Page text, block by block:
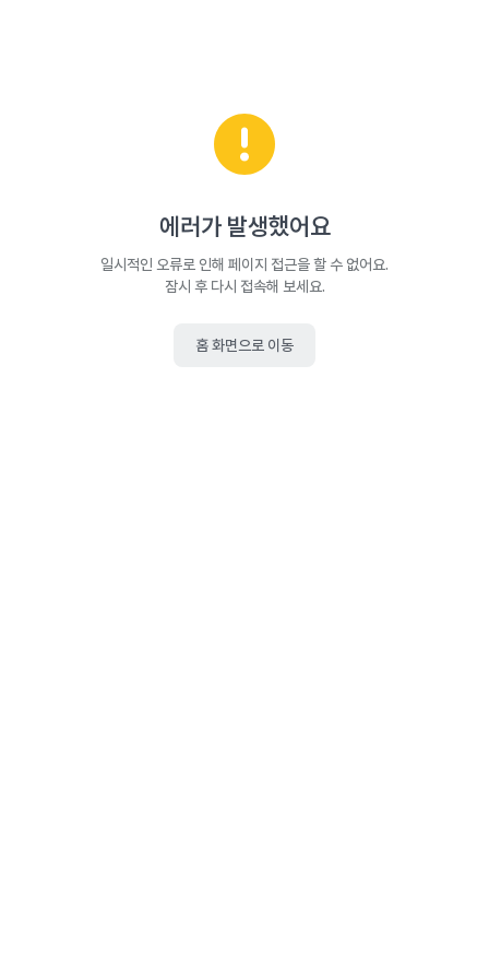
에러가 발생했어요
일시적인 오류로 인해 페이지 접근을 할 수 없어요.
잠시 후 다시 접속해 보세요.
홈 화면으로 이동